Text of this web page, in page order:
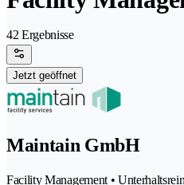
42 Ergebnisse
Jetzt geöffnet
Maintain GmbH
Facility Management •